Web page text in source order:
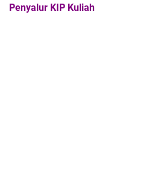
Penyalur KIP Kuliah